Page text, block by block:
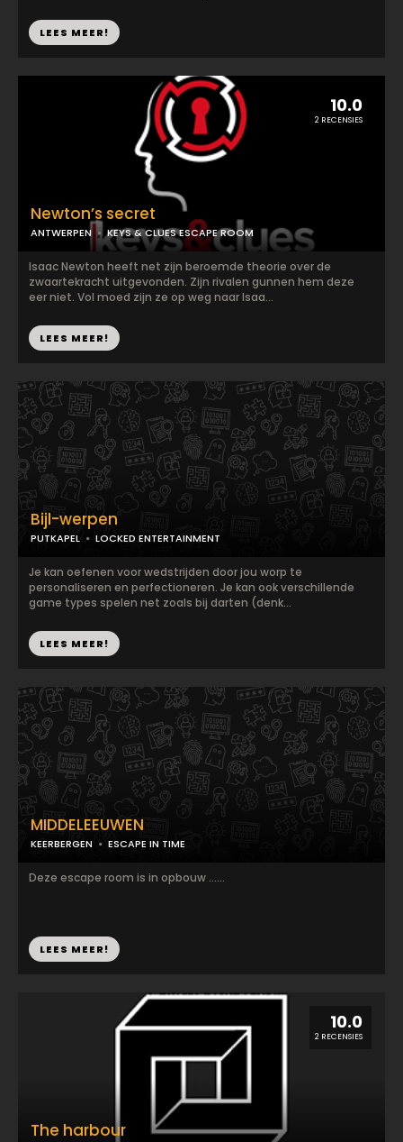
LEES MEER!
10.0
2 RECENSIES
Newton’s secret
ANTWERPEN KEYS & CLUES ESCAPE ROOM
Isaac Newton heeft net zijn beroemde theorie over de
zwaartekracht uitgevonden. Zijn rivalen gunnen hem deze
eer niet. Vol moed zijn ze op weg naar Isaa...
LEES MEER!
Bijl-werpen
PUTKAPEL LOCKED ENTERTAINMENT
Je kan oefenen voor wedstrijden door jou worp te
personaliseren en perfectioneren. Je kan ook verschillende
game types spelen net zoals bij darten (denk...
LEES MEER!
MIDDELEEUWEN
KEERBERGEN ESCAPE IN TIME
Deze escape room is in opbouw …...
LEES MEER!
10.0
2 RECENSIES
The harbour